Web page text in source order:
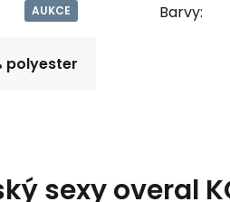
AUKCE
polyester
Barvy:
sexy overal